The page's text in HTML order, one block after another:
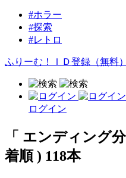
#ホラー
#探索
#レトロ
ふりーむ！ＩＤ登録（無料）
ログイン
「 エンディング
着順 ) 118本